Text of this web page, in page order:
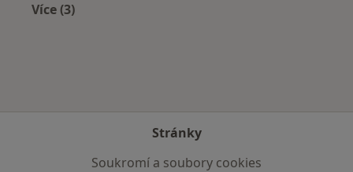
Více (3)
Stránky
Soukromí a soubory cookies